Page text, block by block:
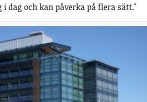
i dag och kan påverka på flera sätt."